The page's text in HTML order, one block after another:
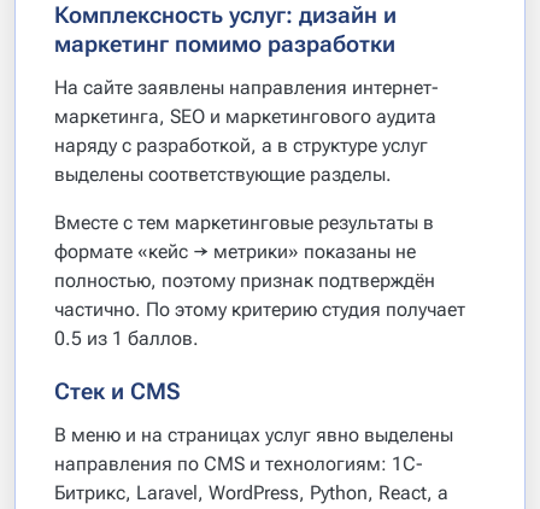
Комплексность услуг: дизайн и
маркетинг помимо разработки
На сайте заявлены направления интернет-
маркетинга, SEO и маркетингового аудита
наряду с разработкой, а в структуре услуг
выделены соответствующие разделы.
Вместе с тем маркетинговые результаты в
формате «кейс → метрики» показаны не
полностью, поэтому признак подтверждён
частично. По этому критерию студия получает
0.5 из 1 баллов.
Стек и CMS
В меню и на страницах услуг явно выделены
направления по CMS и технологиям: 1С-
Битрикс, Laravel, WordPress, Python, React, а